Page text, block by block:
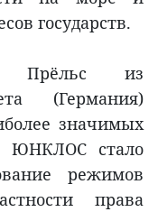
государств.
Прёльс из
(Германия)
значимых
ЮНКЛОС стало
режимов
права